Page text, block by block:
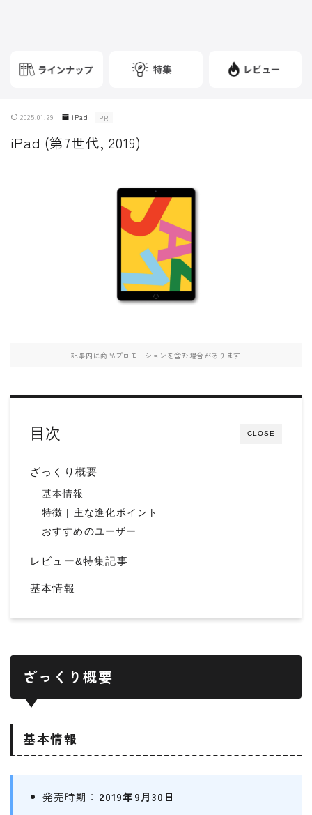
2025.01.29 iPad PR
iPad (第7世代, 2019)
記事内に商品プロモーションを含む場合があります
CLOSE
目次
ざっくり概要
基本情報
特徴 | 主な進化ポイント
おすすめのユーザー
レビュー&特集記事
基本情報
ざっくり概要
基本情報
発売時期： 2019年9月30日